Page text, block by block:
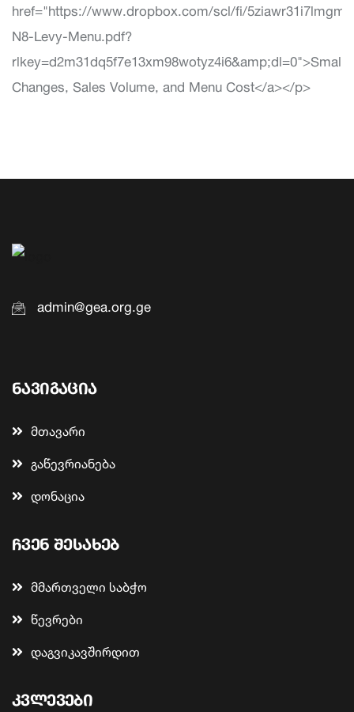
admin@gea.org.ge
ნავიგაცია
მთავარი
გაწევრიანება
დონაცია
ჩვენ შესახებ
მმართველი საბჭო
წევრები
დაგვიკავშირდით
კვლევები